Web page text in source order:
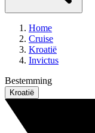
Home
Cruise
Kroatië
Invictus
Bestemming
Kroatië